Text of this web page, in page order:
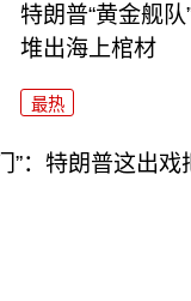
特朗普“黄金舰
堆出海上棺材
最热
”：特朗普这出